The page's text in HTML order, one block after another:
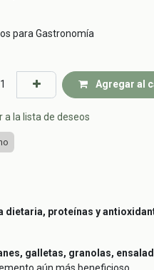
para Gastronomía
Agregar al
a la lista de deseos
dietaria, proteínas y
galletas, granolas,